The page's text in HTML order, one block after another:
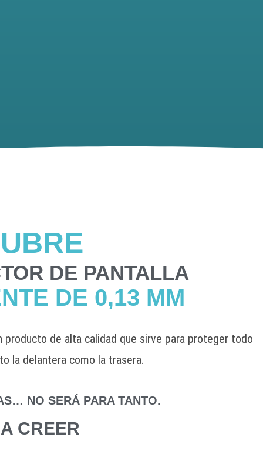
DE PANTALLA
DE 0,13 MM
de alta calidad que sirve para proteger todo
la delantera como la trasera.
NO SERÁ PARA TANTO.
CREER